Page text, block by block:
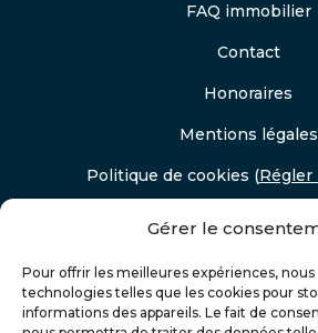
Gérer le
Pour offrir les meilleures expériences, nous
technologies telles que les cookies pour
informations des appareils. Le fait de
FAQ immobilier
Contact
Honoraires
Mentions légales
Politique de cookies (Régler